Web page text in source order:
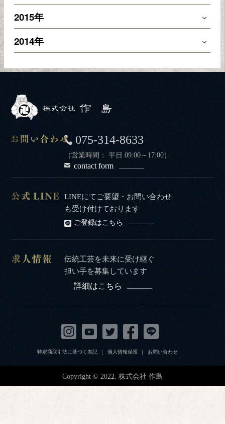
2015年
2014年
075-314-8633
（営業時間： 平日 09:00～17:00）
contact form
LINEにてご要望・お問い合わせ
も受け付けております
ご登録はこちら
伝統工芸を未来に受け継ぐ
担い手を募集しています
詳細はこちら
特定商取引法に基づく表記 個人情報保護 お問い合わせ
Copyright © 2022. 株式会社 作島